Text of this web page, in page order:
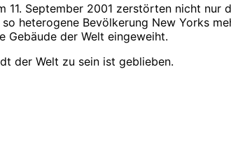
11. September 2001 zerstörten nicht
heterogene Bevölkerung New Yorks
Gebäude der Welt eingeweiht.
der Welt zu sein ist geblieben.